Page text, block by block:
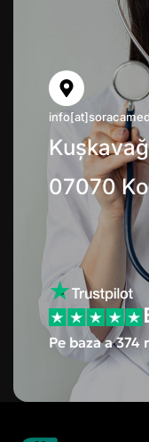
07070
Pe baza a 374